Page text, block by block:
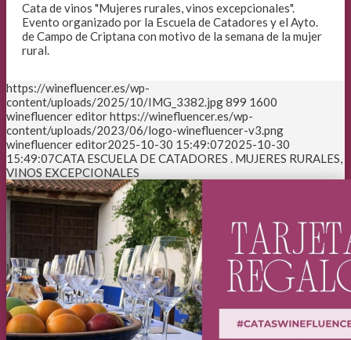
Cata de vinos "Mujeres rurales, vinos excepcionales".
Evento organizado por la Escuela de Catadores y el Ayto.
de Campo de Criptana con motivo de la semana de la mujer
rural.
https://winefluencer.es/wp-
content/uploads/2025/10/IMG_3382.jpg899 1600
winefluencer editorhttps://winefluencer.es/wp-
content/uploads/2023/06/logo-winefluencer-v3.png
winefluencer editor2025-10-30 15:49:072025-10-30
15:49:07CATA ESCUELA DE CATADORES . MUJERES RURALES,
VINOS EXCEPCIONALES